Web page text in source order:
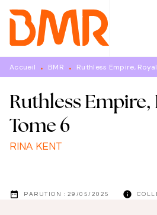
MENU RECHERCHE
PIED DE PAGE
Accueil • BMR • Ruthless Empire,
Ruthless Empire,
Tome 6
RINA KENT
date_range PARUTION : 29/05/2025 info